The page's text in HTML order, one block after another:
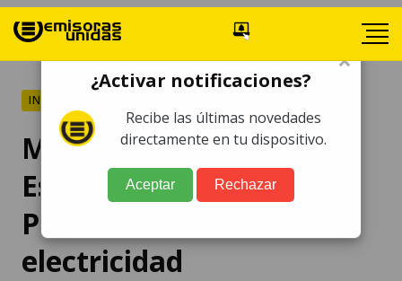
INTERNACIONALES
Masivo apagón deja a
España y toda la
Península Ibérica sin
electricidad
×
¿Activar notificaciones?
Recibe las últimas novedades
directamente en tu dispositivo.
Aceptar Rechazar